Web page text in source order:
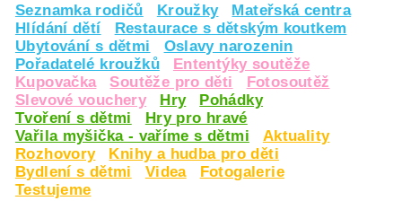
Seznamka rodičů Kroužky
Mateřská centra
Hlídání dětí
Restaurace s dětským koutkem
Ubytování s dětmi
Oslavy narozenin
Pořadatelé kroužků
Ententýky soutěže
Kupovačka
Soutěže pro děti
Fotosoutěž
Slevové vouchery
Hry
Pohádky
Tvoření s dětmi
Hry pro hravé
Vařila myšička - vaříme s dětmi
Aktuality
Rozhovory
Knihy a hudba pro děti
Bydlení s dětmi
Videa
Fotogalerie
Testujeme